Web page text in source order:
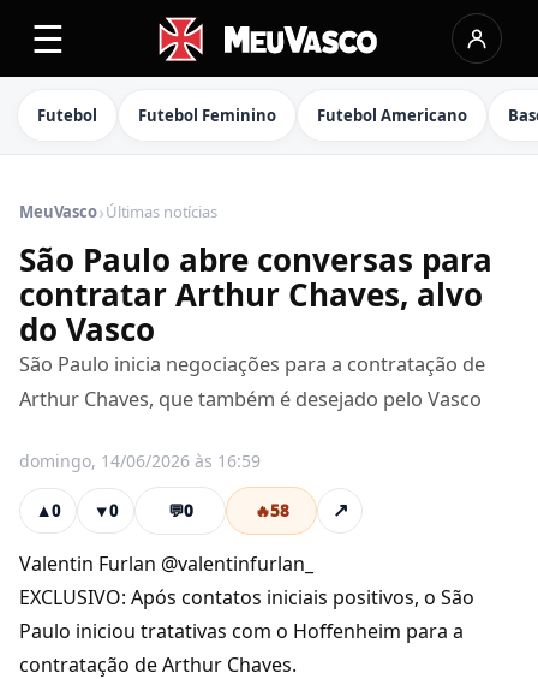
☰
Futebol Futebol Feminino Futebol Americano
MeuVasco›Últimas notícias
São Paulo abre conversas para
contratar Arthur Chaves, alvo
do Vasco
São Paulo inicia negociações para a contratação de
Arthur Chaves, que também é desejado pelo Vasco
domingo, 14/06/2026 às 16:59
▲0 ▼0 💬0 🔥58 ↗
Valentin Furlan @valentinfurlan_
EXCLUSIVO: Após contatos iniciais positivos, o São
Paulo iniciou tratativas com o Hoffenheim para a
contratação de Arthur Chaves.